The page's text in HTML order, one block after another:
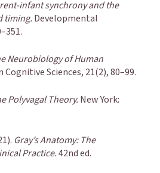
infant synchrony and the
timing. Developmental
Neurobiology of Human
Cognitive Sciences, 21(2), 80–99.
Polyvagal Theory. New York:
Gray’s Anatomy: The
Practice.42nd ed.